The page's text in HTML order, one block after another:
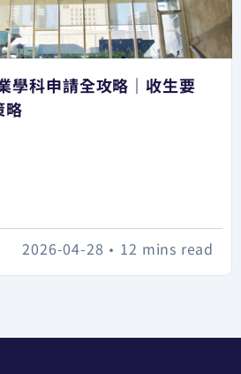
學科申請全攻略｜收生要
略
12 mins read
•
2026-04-28